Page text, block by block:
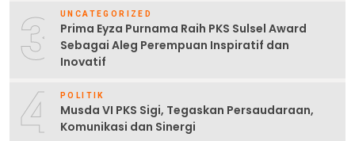
3 UNCATEGORIZED
Prima Eyza Purnama Raih PKS Sulsel Award
Sebagai Aleg Perempuan Inspiratif dan
Inovatif
4 POLITIK
Musda VI PKS Sigi, Tegaskan Persaudaraan,
Komunikasi dan Sinergi